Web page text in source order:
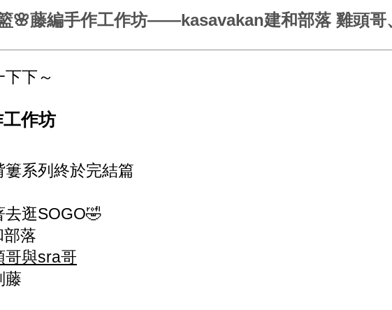
籃🌸藤編手作工作坊——kasavakan建和部落 雞頭
下～
作坊
系列終於完結篇
逛SOGO🤣
落
哥與sra哥
藤